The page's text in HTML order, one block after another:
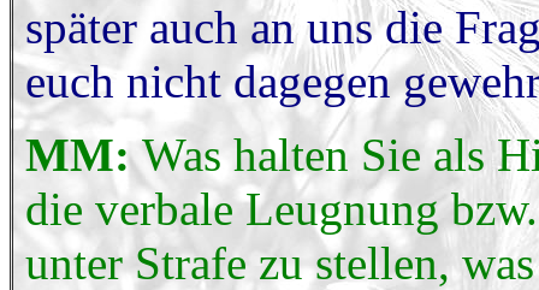
später auch an uns die
euch nicht dagegen
MM:Was halten Sie als
die verbale Leugnung
unter Strafe zu stellen,